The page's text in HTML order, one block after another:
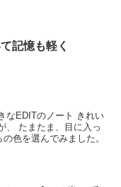
記憶も軽く
なEDITのノート きれい
、 たまたま、目に入っ
色を選んでみました。